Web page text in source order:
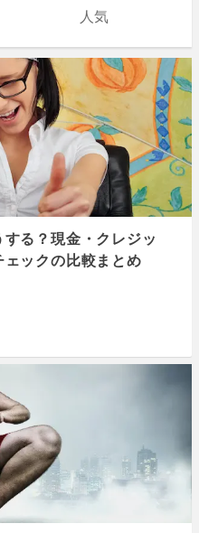
人気
る？現金・クレジッ
ェックの比較まとめ